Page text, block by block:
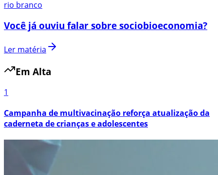
rio branco
Você já ouviu falar sobre sociobioeconomia?
Ler matéria
Em Alta
1
Campanha de multivacinação reforça atualização da
caderneta de crianças e adolescentes